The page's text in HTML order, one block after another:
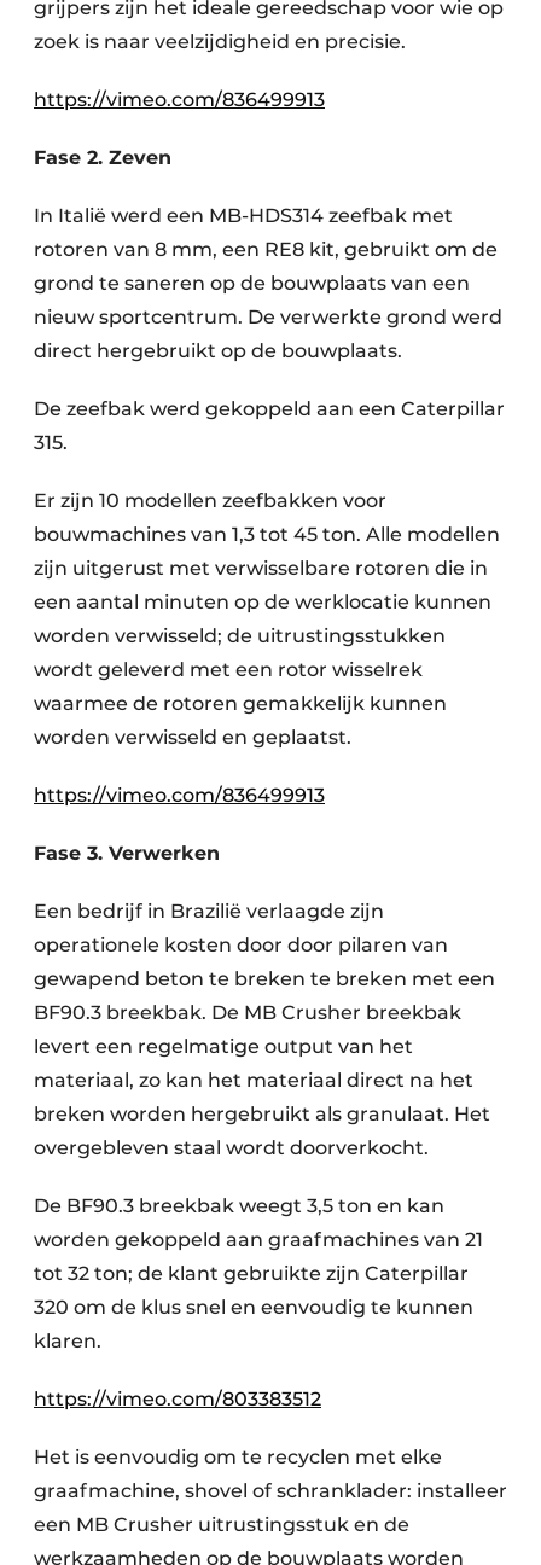
grijpers zijn het ideale gereedschap voor wie op
zoek is naar veelzijdigheid en precisie.
https://vimeo.com/836499913
Fase 2. Zeven
In Italië werd een MB-HDS314 zeefbak met
rotoren van 8 mm, een RE8 kit, gebruikt om de
grond te saneren op de bouwplaats van een
nieuw sportcentrum. De verwerkte grond werd
direct hergebruikt op de bouwplaats.
De zeefbak werd gekoppeld aan een Caterpillar
315.
Er zijn 10 modellen zeefbakken voor
bouwmachines van 1,3 tot 45 ton. Alle modellen
zijn uitgerust met verwisselbare rotoren die in
een aantal minuten op de werklocatie kunnen
worden verwisseld; de uitrustingsstukken
wordt geleverd met een rotor wisselrek
waarmee de rotoren gemakkelijk kunnen
worden verwisseld en geplaatst.
https://vimeo.com/836499913
Fase 3. Verwerken
Een bedrijf in Brazilië verlaagde zijn
operationele kosten door door pilaren van
gewapend beton te breken te breken met een
BF90.3 breekbak. De MB Crusher breekbak
levert een regelmatige output van het
materiaal, zo kan het materiaal direct na het
breken worden hergebruikt als granulaat. Het
overgebleven staal wordt doorverkocht.
De BF90.3 breekbak weegt 3,5 ton en kan
worden gekoppeld aan graafmachines van 21
tot 32 ton; de klant gebruikte zijn Caterpillar
320 om de klus snel en eenvoudig te kunnen
klaren.
https://vimeo.com/803383512
Het is eenvoudig om te recyclen met elke
graafmachine, shovel of schranklader: installeer
een MB Crusher uitrustingsstuk en de
werkzaamheden op de bouwplaats worden